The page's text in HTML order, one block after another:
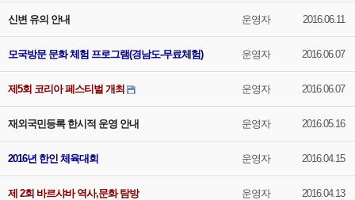
신변 유의 안내 운영자 2016.06.11
모국방문 문화 체험 프로그램(경남도-무료체험) 운영자 2016.06.07
제5회 코리아 페스티벌 개최 운영자 2016.06.07
재외국민등록 한시적 운영 안내 운영자 2016.05.16
2016년 한인 체육대회 운영자 2016.04.15
제 2회 바르샤바 역사,문화 탐방 운영자 2016.04.13